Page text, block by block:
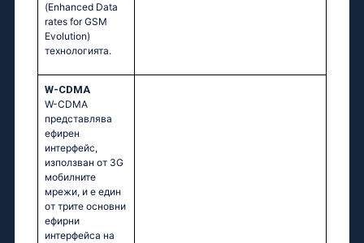
(Enhanced Data
rates for GSM
Evolution)
технологията.
W-CDMA
W-CDMA
представлява
ефирен
интерфейс,
използван от 3G
мобилните
мрежи, и е един
от трите основни
ефирни
интерфейса на